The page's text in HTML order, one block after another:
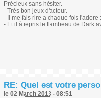
Précieux sans hésiter.
- Trés bon jeux d'acteur.
- Il me fais rire a chaque fois j'adore
- Et il à repris le flambeau de Dark
RE: Quel est votre
le 02 March 2013 - 08:51